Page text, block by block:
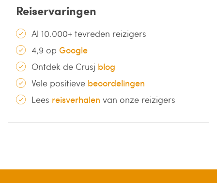
Reiservaringen
Al 10.000+ tevreden reizigers
4,9 op Google
Ontdek de Crusj blog
Vele positieve beoordelingen
Lees reisverhalen van onze reizigers